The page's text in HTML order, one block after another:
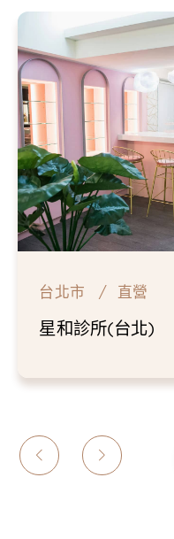
台北市 直營
星和診所(台北)